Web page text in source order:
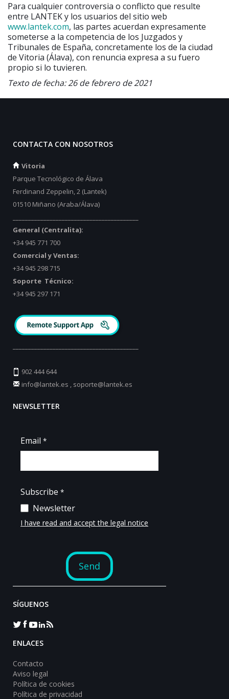
Para cualquier controversia o conflicto que resulte
entre LANTEK y los usuarios del sitio web
www.lantek.com, las partes acuerdan expresamente
someterse a la competencia de los Juzgados y
Tribunales de España, concretamente los de la ciudad
de Vitoria (Álava), con renuncia expresa a su fuero
propio si lo tuvieren.
Texto de fecha: 26 de febrero de 2021
CONTACTA CON NOSOTROS
Vitoria
Parque Tecnológico de Álava
Ferdinand Zeppelin, 2 (Lantek)
01510 Miñano (Araba/Álava)
General (Centralita):
+34 945 771 700
Comercial y Ventas:
+34 945 298 715
Soporte Técnico:
+34 945 297 171
902 444 644
info@lantek.es
soporte@lantek.es
NEWSLETTER
SÍGUENOS
ENLACES
Contacto
Aviso legal
Política de cookies
Política de privacidad